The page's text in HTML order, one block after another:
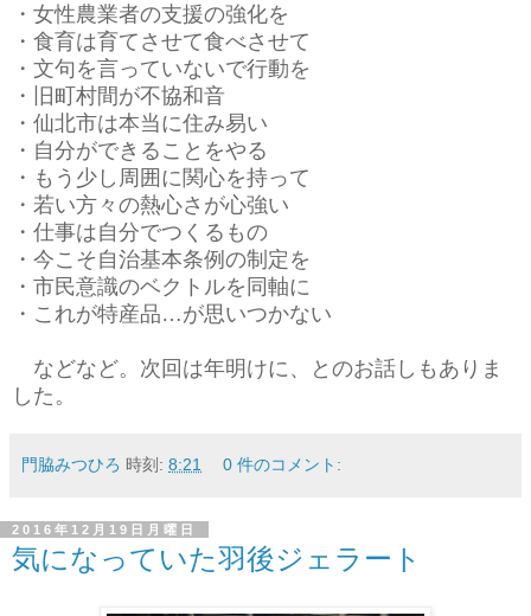
・女性農業者の支援の強化を
・食育は育てさせて食べさせて
・文句を言っていないで行動を
・旧町村間が不協和音
・仙北市は本当に住み易い
・自分ができることをやる
・もう少し周囲に関心を持って
・若い方々の熱心さが心強い
・仕事は自分でつくるもの
・今こそ自治基本条例の制定を
・市民意識のベクトルを同軸に
・これが特産品…が思いつかない
などなど。次回は年明けに、とのお話しもありま
した。
門脇みつひろ 時刻: 8:21 0 件のコメント:
2016年12月19日月曜日
気になっていた羽後ジェラート